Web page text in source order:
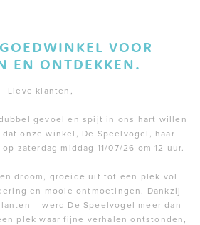
VOOR
EN ONTDEKKEN.
Lieve klanten,
gevoel en spijt in ons hart willen
onze winkel, De Speelvogel, haar
zaterdag middag 11/07/26 om 12 uur.
droom, groeide uit tot een plek vol
en mooie ontmoetingen. Dankzij
– werd De Speelvogel meer dan
plek waar fijne verhalen ontstonden,